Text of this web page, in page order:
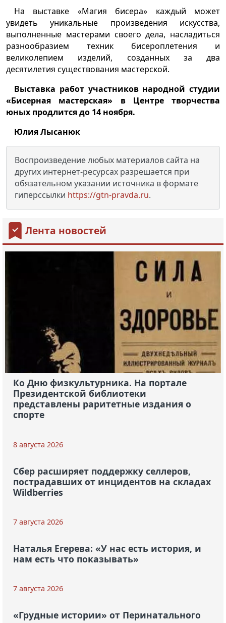
На выставке «Магия бисера» каждый может
увидеть уникальные произведения искусства,
выполненные мастерами своего дела, насладиться
разнообразием техник бисероплетения и
великолепием изделий, созданных за два
десятилетия существования мастерской.
Выставка работ участников народной студии
«Бисерная мастерская» в Центре творчества
юных продлится до 14 ноября.
Юлия Лысанюк
Воспроизведение любых материалов сайта на
других интернет-ресурсах разрешается при
обязательном указании источника в формате
гиперссылки https://gtn-pravda.ru.
Лента новостей
Ко Дню физкультурника. На портале
Президентской библиотеки
представлены раритетные издания о
спорте
8 августа 2026
Сбер расширяет поддержку селлеров,
пострадавших от инцидентов на складах
Wildberries
7 августа 2026
Наталья Егерева: «У нас есть история, и
нам есть что показывать»
7 августа 2026
«Грудные истории» от Перинатального